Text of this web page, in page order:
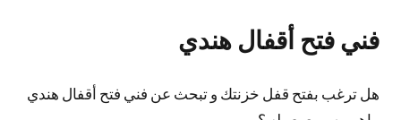
فني فتح أقفال هندي
هل ترغب بفتح قفل خزنتك و تبحث عن فني فتح أقفال هندي